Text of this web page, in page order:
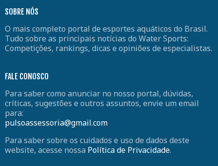
SOBRE NÓS
O mais completo portal de esportes aquáticos do Brasil.
Tudo sobre as principais notícias do Water Sports:
Competições, rankings, dicas e opiniões de especialistas.
FALE CONOSCO
Para saber como anunciar no nosso portal, dúvidas,
críticas, sugestões e outros assuntos, envie um email
para:
pulsoassessoria@gmail.com
Para saber sobre os cuidados e uso de dados deste
website, acesse nossa Política de Privacidade.